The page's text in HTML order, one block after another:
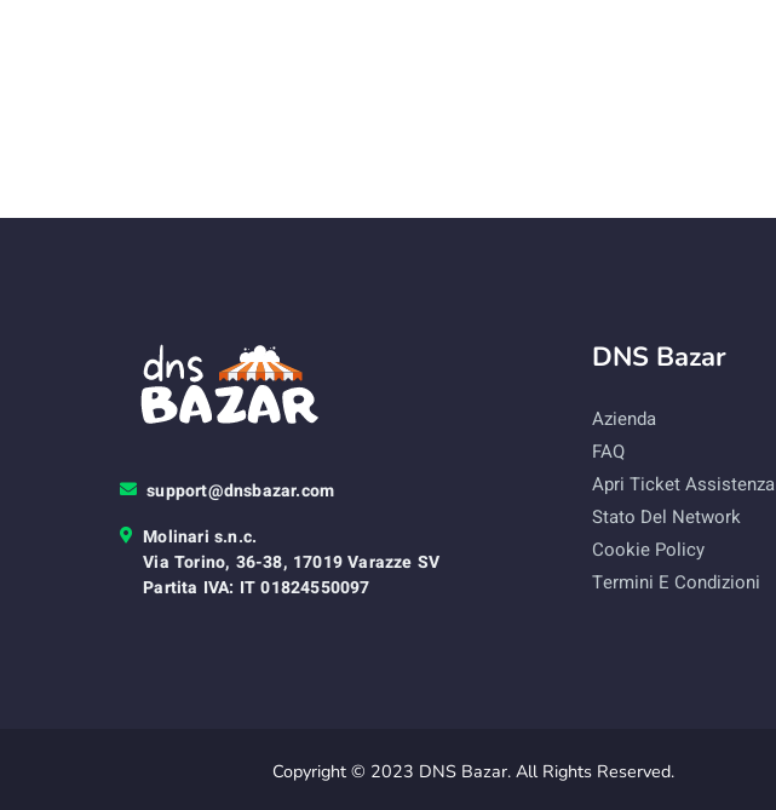
support@dnsbazar.com
Molinari s.n.c.
Via Torino, 36-38, 17019 Varazze SV
Partita IVA: IT 01824550097
DNS Bazar
Azienda
FAQ
Apri Ticket Assistenza
Stato Del Network
Cookie Policy
Termini E Condizioni
Copyright © 2023 DNS Bazar. All Rights Reserved.